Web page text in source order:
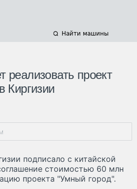
Найти машины
реализовать проект
Киргизии
подписало с китайской
стоимостью 60 млн
проекта "Умный город".